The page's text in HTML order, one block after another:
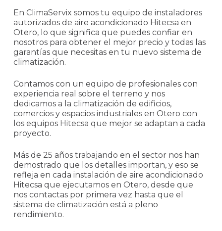
En ClimaServix somos tu equipo de instaladores
autorizados de aire acondicionado Hitecsa en
Otero, lo que significa que puedes confiar en
nosotros para obtener el mejor precio y todas las
garantías que necesitas en tu nuevo sistema de
climatización.
Contamos con un equipo de profesionales con
experiencia real sobre el terreno y nos
dedicamos a la climatización de edificios,
comercios y espacios industriales en Otero con
los equipos Hitecsa que mejor se adaptan a cada
proyecto.
Más de 25 años trabajando en el sector nos han
demostrado que los detalles importan, y eso se
refleja en cada instalación de aire acondicionado
Hitecsa que ejecutamos en Otero, desde que
nos contactas por primera vez hasta que el
sistema de climatización está a pleno
rendimiento.